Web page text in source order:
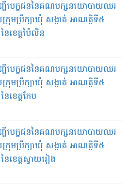
ញ្ជីបេក្ខជននៃគណបក្សនយោបាយឈរ
រុមប្រឹក្សាឃុំ សង្កាត់ អាណត្តិទី៥
ៃខេត្តប៉ៃលិន
ញ្ជីបេក្ខជននៃគណបក្សនយោបាយឈរ
រុមប្រឹក្សាឃុំ សង្កាត់ អាណត្តិទី៥
ខេត្តកែប
ញ្ជីបេក្ខជននៃគណបក្សនយោបាយឈរ
រុមប្រឹក្សាឃុំ សង្កាត់ អាណត្តិទី៥
ខេត្តស្វាយរៀង